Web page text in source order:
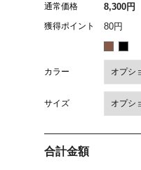
通常価格 8,300円
獲得ポイント 80円
カラー
サイズ
合計金額